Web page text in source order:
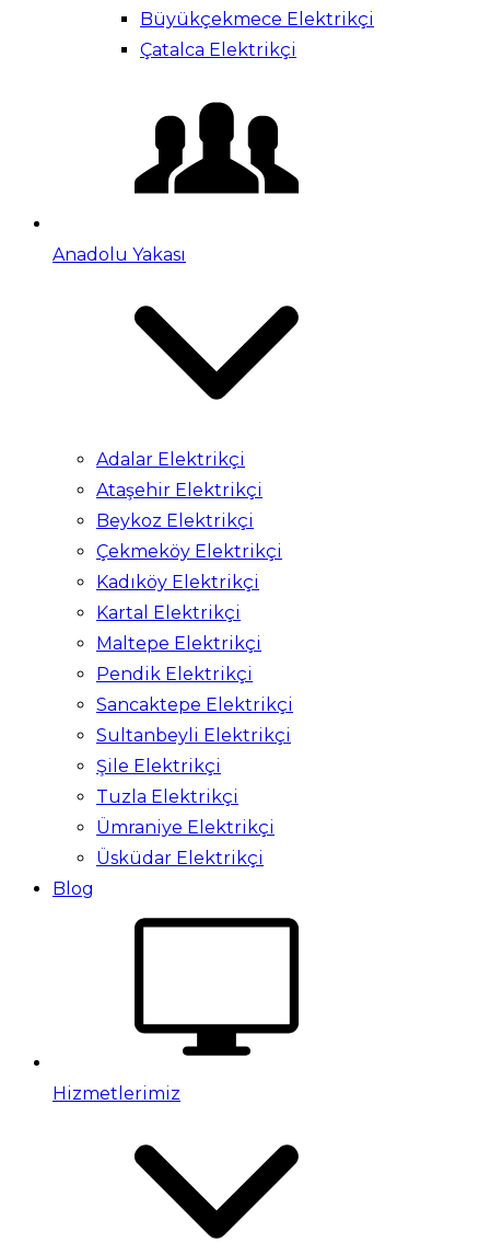
Büyükçekmece Elektrikçi
Çatalca Elektrikçi
Anadolu Yakası
Adalar Elektrikçi
Ataşehir Elektrikçi
Beykoz Elektrikçi
Çekmeköy Elektrikçi
Kadıköy Elektrikçi
Kartal Elektrikçi
Maltepe Elektrikçi
Pendik Elektrikçi
Sancaktepe Elektrikçi
Sultanbeyli Elektrikçi
Şile Elektrikçi
Tuzla Elektrikçi
Ümraniye Elektrikçi
Üsküdar Elektrikçi
Blog
Hizmetlerimiz